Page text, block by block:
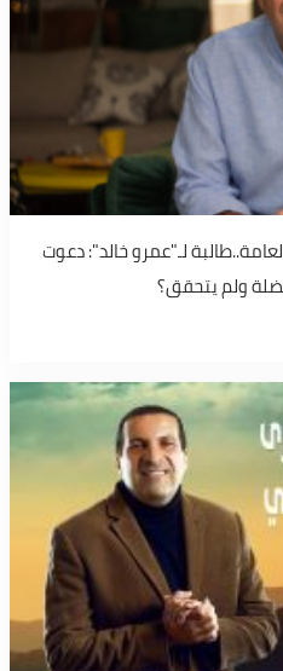
لـ"عمرو خالد": دعوت
ولم يتحقق؟